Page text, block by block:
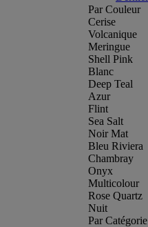
Par Couleur
Cerise
Volcanique
Meringue
Shell Pink
Blanc
Deep Teal
Azur
Flint
Sea Salt
Noir Mat
Bleu Riviera
Chambray
Onyx
Multicolour
Rose Quartz
Nuit
Par Catégorie